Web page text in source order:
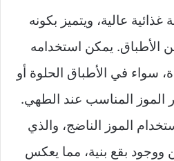
عالية، ويتميز بكونه
الأطباق. يمكن استخدامه
سواء في الأطباق الحلوة أو
الموز المناسب عند الطهي.
الموز الناضج، والذي
ووجود بقع بنية، مما يعكس